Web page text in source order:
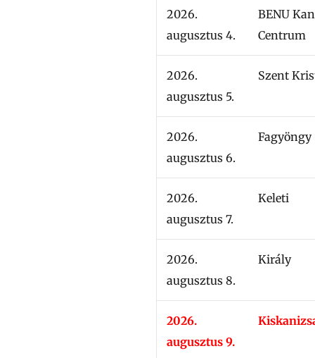
2026.
augusztus 4.
BENU
Centrum
2026.
augusztus 5.
Szent
2026.
augusztus 6.
Fagyöngy
2026.
augusztus 7.
Keleti
2026.
augusztus 8.
Király
2026.
augusztus 9.